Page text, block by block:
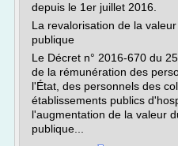
depuis le 1er juillet 2016.
La revalorisation de la
publique
Le Décret n° 2016-670 du
de la rémunération des
l'État, des personnels des
établissements publics
l'augmentation de la valeur
publique...